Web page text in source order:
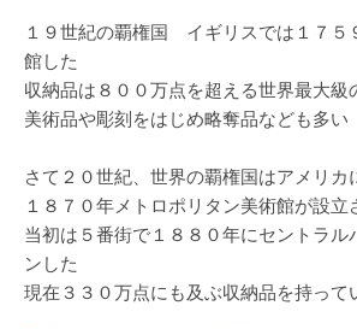
１９世紀の覇権国 イギリスでは１７５
館した
収納品は８００万点を超える世界最大級
美術品や彫刻をはじめ略奪品なども多い
さて２０世紀、世界の覇権国はアメリカ
１８７０年メトロポリタン美術館が設立
当初は５番街で１８８０年にセントラル
ンした
現在３３０万点にも及ぶ収納品を持って